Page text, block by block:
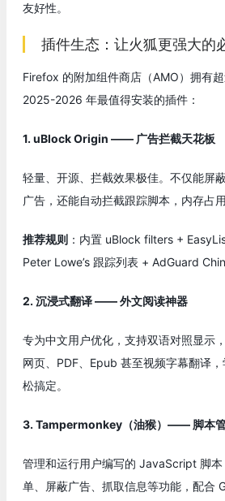
友好性。
插件生态：让火狐更强大的
Firefox 的附加组件商店（AMO）拥有
2025-2026 年最值得安装的插件：
1. uBlock Origin —— 广告拦截天花板
轻量、开源、拦截效果极佳。不仅能屏
广告，还能自动拦截跟踪脚本，内存占
推荐规则 ：内置 uBlock filters +
Peter Lowe’s 跟踪列表 + AdGuard
2. 沉浸式翻译 —— 外文阅读神器
专为中文用户优化，支持双语对照显示
网页、PDF、Epub 甚至视频字幕翻译
松搞定。
3. Tampermonkey（油猴）—— 脚本
管理和运行用户编写的 JavaScript 脚本
单、屏蔽广告、抓取信息等功能，配合